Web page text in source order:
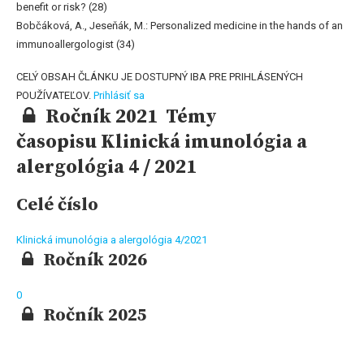
benefit or risk? (28)
Bobčáková, A., Jeseňák, M.: Personalized medicine in the hands of an
immunoallergologist (34)
CELÝ OBSAH ČLÁNKU JE DOSTUPNÝ IBA PRE PRIHLÁSENÝCH
POUŽÍVATEĽOV. Prihlásiť sa
Ročník 2021 Témy
časopisu Klinická imunológia a
alergológia 4 / 2021
Celé číslo
Klinická imunológia a alergológia 4/2021
Ročník 2026
0
Ročník 2025